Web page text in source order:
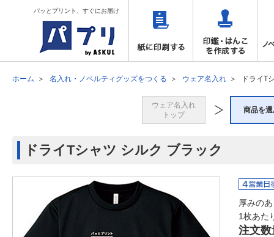
パッとプリント、すぐにお届け
ホーム 名入れ・ノベルティグッズをつくる ウェア名入れ ドライT
ウェア名入れ
トップ
商品を
ドライTシャツ シルク ブラック
厚みの
1枚あた
注文数